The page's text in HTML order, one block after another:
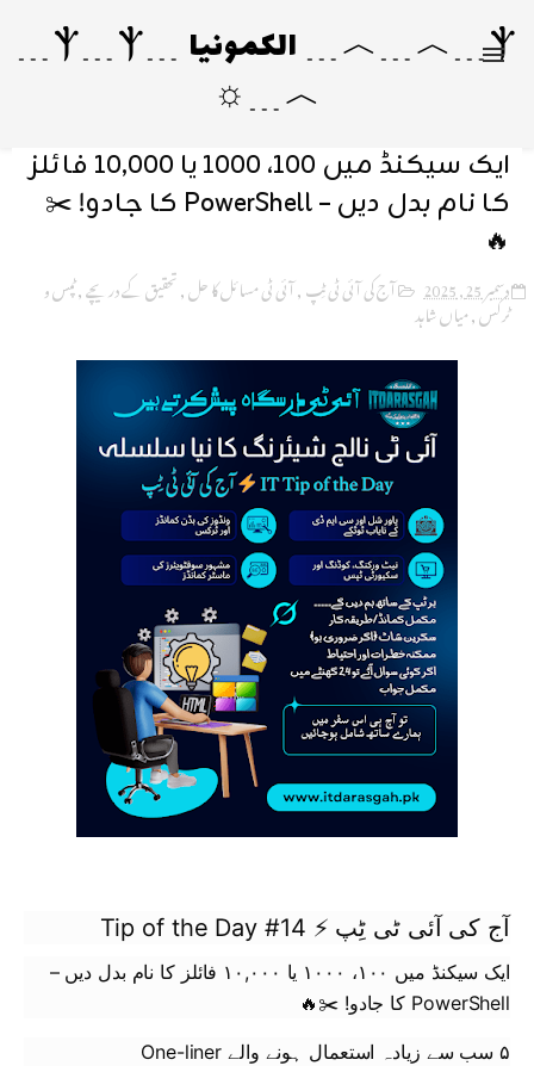
Ⲯ﹍︿﹍︿﹍ الکمونیا ﹍Ⲯ﹍Ⲯ﹍
︿﹍☼
ایک سیکنڈ میں ۱۰۰، ۱۰۰۰ یا ۱۰,۰۰۰ فائلز
کا نام بدل دیں – PowerShell کا جادو! ✂️
🔥
دسمبر 25, 2025 آج کی آئی ٹی ٹِپ,آئی ٹی مسائل کا حل,تحقیق کے دریچے,ٹپس و
ٹرکس,میاں شاہد
آج کی آئی ٹی ٹِپ ⚡ Tip of the Day #14
ایک سیکنڈ میں ۱۰۰، ۱۰۰۰ یا ۱۰,۰۰۰ فائلز کا نام بدل دیں –
PowerShell کا جادو!
✂️🔥
۵ سب سے زیادہ استعمال ہونے والے One-liner